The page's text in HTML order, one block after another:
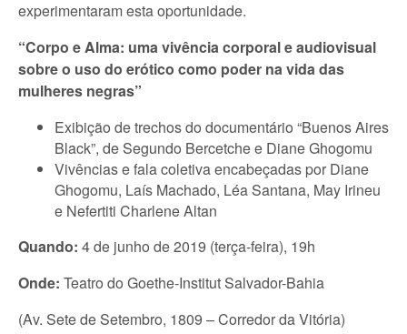
experimentaram esta oportunidade.
“Corpo e Alma: uma vivência corporal e audiovisual
sobre o uso do erótico como poder na vida das
mulheres negras”
Exibição de trechos do documentário “Buenos Aires
Black”, de Segundo Bercetche e Diane Ghogomu
Vivências e fala coletiva encabeçadas por Diane
Ghogomu, Laís Machado, Léa Santana, May Irineu
e Nefertiti Charlene Altan
Quando: 4 de junho de 2019 (terça-feira), 19h
Onde: Teatro do Goethe-Institut Salvador-Bahia
(Av. Sete de Setembro, 1809 – Corredor da Vitória)